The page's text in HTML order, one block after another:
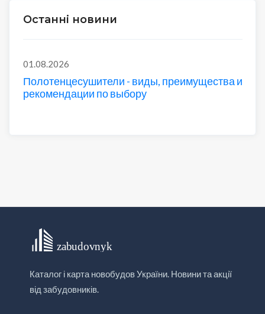
Останні новини
01.08.2026
Полотенцесушители - виды, преимущества и
рекомендации по выбору
Каталог і карта новобудов України. Новини та акції
від забудовників.